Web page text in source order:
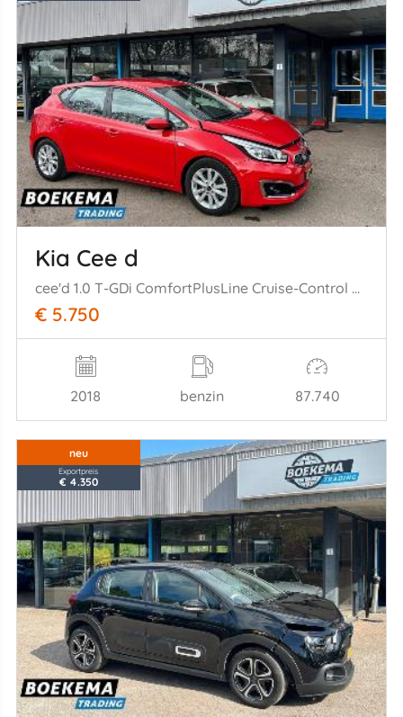
Kia Cee d
cee'd 1.0 T-GDi ComfortPlusLine Cruise-Control Navi Airco
€ 5.750
2018 benzin 87.740
neu
Exportpreis
€ 4.350